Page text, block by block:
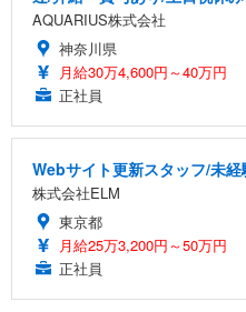
AQUARIUS株式会社
神奈川県
月給30万4,600円～40万円
正社員
Webサイト更新スタッフ/未
株式会社ELM
東京都
月給25万3,200円～50万円
正社員